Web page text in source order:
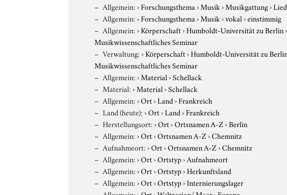
Allgemein:›Forschungsthema›Musik›Musikgattung›Lied
Allgemein:›Forschungsthema›Musik›vokal›einstimmig
Allgemein:›Körperschaft›Humboldt-Universität zu Berlin
Musikwissenschaftliches Seminar
Verwaltung:›Körperschaft›Humboldt-Universität zu Berlin
Musikwissenschaftliches Seminar
Allgemein:›Material›Schellack
Material:›Material›Schellack
Allgemein:›Ort›Land›Frankreich
Land (heute):›Ort›Land›Frankreich
Herstellungsort:›Ort›Ortsnamen A-Z›Berlin
Allgemein:›Ort›Ortsnamen A-Z›Chemnitz
Aufnahmeort:›Ort›Ortsnamen A-Z›Chemnitz
Allgemein:›Ort›Ortstyp›Aufnahmeort
Allgemein:›Ort›Ortstyp›Herkunftsland
Allgemein:›Ort›Ortstyp›Internierungslager